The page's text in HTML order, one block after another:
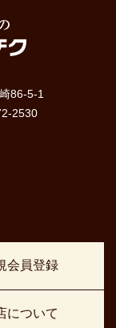
86-5-1
2530
会員登録
について